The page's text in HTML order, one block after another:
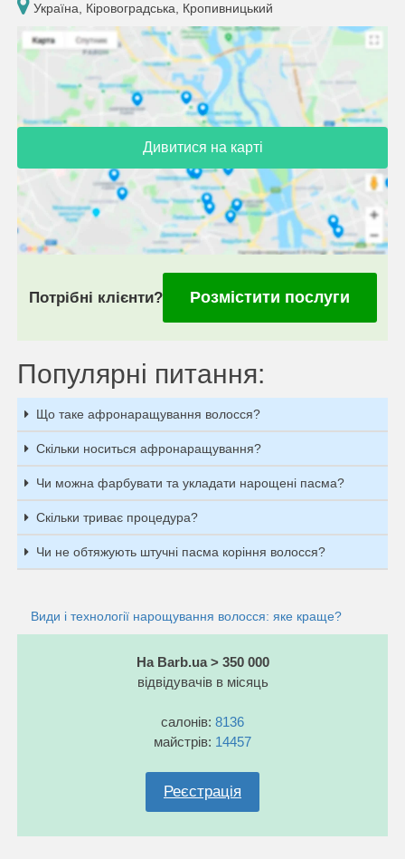
Україна, Кіровоградська, Кропивницький
Дивитися на карті
Потрібні клієнти? Розмістити послуги
Популярні питання:
Що таке афронаращування волосся?
Скільки носиться афронаращування?
Чи можна фарбувати та укладати нарощені пасма?
Скільки триває процедура?
Чи не обтяжують штучні пасма коріння волосся?
Види і технології нарощування волосся: яке краще?
На Barb.ua > 350 000
відвідувачів в місяць
салонів: 8136
майстрів: 14457
Реєстрація